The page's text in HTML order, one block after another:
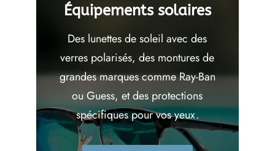
Équipements solaires
Des lunettes de soleil avec des
verres polarisés, des montures de
grandes marques comme Ray-Ban
ou Guess, et des protections
spécifiques pour vos yeux.